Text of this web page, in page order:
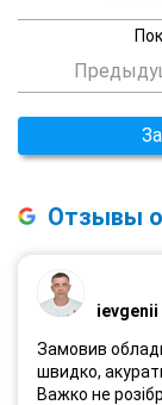
Отзывы о
ievgenii
Замовив
швидко,
Важко не